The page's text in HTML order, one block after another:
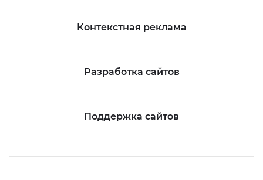
Контекстная реклама
Разработка сайтов
Поддержка сайтов